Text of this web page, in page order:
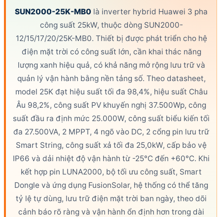
SUN2000-25K-MB0 là inverter hybrid Huawei 3 pha
công suất 25kW, thuộc dòng SUN2000-
12/15/17/20/25K-MB0. Thiết bị được phát triển cho hệ
điện mặt trời có công suất lớn, cần khai thác năng
lượng xanh hiệu quả, có khả năng mở rộng lưu trữ và
quản lý vận hành bằng nền tảng số. Theo datasheet,
model 25K đạt hiệu suất tối đa 98,4%, hiệu suất Châu
Âu 98,2%, công suất PV khuyến nghị 37.500Wp, công
suất đầu ra định mức 25.000W, công suất biểu kiến tối
đa 27.500VA, 2 MPPT, 4 ngõ vào DC, 2 cổng pin lưu trữ
Smart String, công suất xả tối đa 25,0kW, cấp bảo vệ
IP66 và dải nhiệt độ vận hành từ -25°C đến +60°C. Khi
kết hợp pin LUNA2000, bộ tối ưu công suất, Smart
Dongle và ứng dụng FusionSolar, hệ thống có thể tăng
tỷ lệ tự dùng, lưu trữ điện mặt trời ban ngày, theo dõi
cảnh báo rõ ràng và vận hành ổn định hơn trong dài